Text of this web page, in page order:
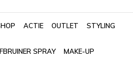
ACTIE OUTLET STYLING
SPRAY MAKE-UP